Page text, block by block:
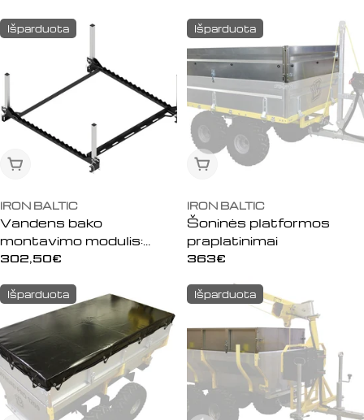
Išparduota
Išparduota
IRON BALTIC
Vandens bako
montavimo modulis:
Medžio atramos
Įprasta
302,50€
Išparduota
Išparduota
IRON BALTIC
Šoninės platformos
praplatinimai
Įprasta
363€
Išparduota Išparduota